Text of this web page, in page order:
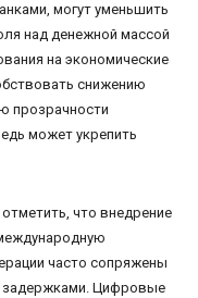
могут уменьшить
над денежной массой
на экономические
снижению
прозрачности
может укрепить
что внедрение
часто сопряжены
Цифровые